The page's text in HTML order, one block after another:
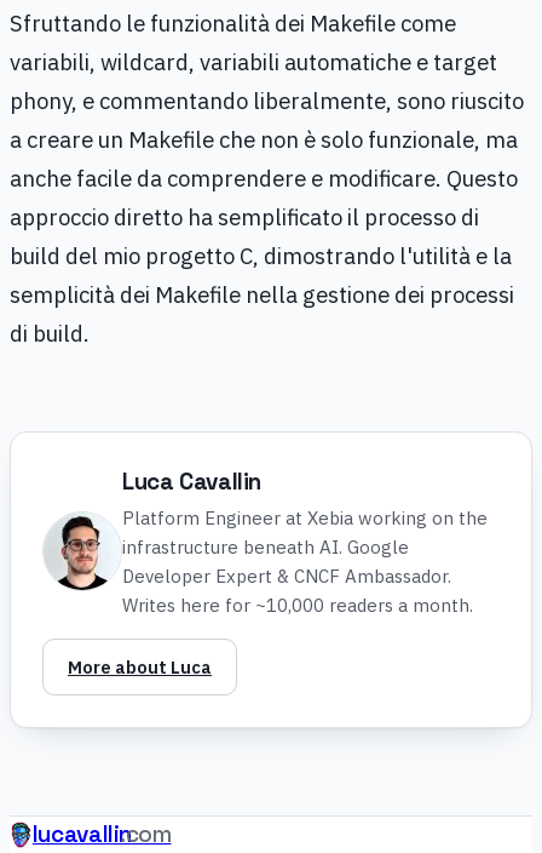
Sfruttando le funzionalità dei Makefile come
variabili, wildcard, variabili automatiche e target
phony, e commentando liberalmente, sono riuscito
a creare un Makefile che non è solo funzionale, ma
anche facile da comprendere e modificare. Questo
approccio diretto ha semplificato il processo di
build del mio progetto C, dimostrando l'utilità e la
semplicità dei Makefile nella gestione dei processi
di build.
Luca Cavallin
Platform Engineer at Xebia working on the
infrastructure beneath AI. Google
Developer Expert & CNCF Ambassador.
Writes here for ~10,000 readers a month.
More about Luca
lucavallin.com